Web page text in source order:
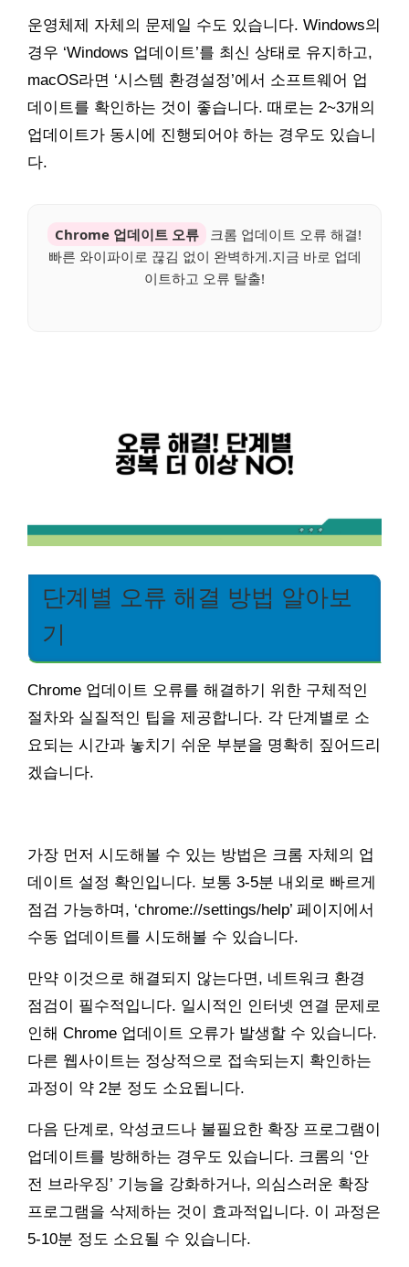
운영체제 자체의 문제일 수도 있습니다. Windows의
경우 ‘Windows 업데이트’를 최신 상태로 유지하고,
macOS라면 ‘시스템 환경설정’에서 소프트웨어 업
데이트를 확인하는 것이 좋습니다. 때로는 2~3개의
업데이트가 동시에 진행되어야 하는 경우도 있습니
다.
Chrome 업데이트 오류
크롬 업데이트 오류 해결!
빠른 와이파이로 끊김 없이 완벽하게.지금 바로 업데
이트하고 오류 탈출!
단계별 오류 해결 방법 알아보
기
Chrome 업데이트 오류를 해결하기 위한 구체적인
절차와 실질적인 팁을 제공합니다. 각 단계별로 소
요되는 시간과 놓치기 쉬운 부분을 명확히 짚어드리
겠습니다.
가장 먼저 시도해볼 수 있는 방법은 크롬 자체의 업
데이트 설정 확인입니다. 보통 3-5분 내외로 빠르게
점검 가능하며, ‘chrome://settings/help’ 페이지에서
수동 업데이트를 시도해볼 수 있습니다.
만약 이것으로 해결되지 않는다면, 네트워크 환경
점검이 필수적입니다. 일시적인 인터넷 연결 문제로
인해 Chrome 업데이트 오류가 발생할 수 있습니다.
다른 웹사이트는 정상적으로 접속되는지 확인하는
과정이 약 2분 정도 소요됩니다.
다음 단계로, 악성코드나 불필요한 확장 프로그램이
업데이트를 방해하는 경우도 있습니다. 크롬의 ‘안
전 브라우징’ 기능을 강화하거나, 의심스러운 확장
프로그램을 삭제하는 것이 효과적입니다. 이 과정은
5-10분 정도 소요될 수 있습니다.